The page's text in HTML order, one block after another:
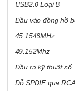
USB2.0 Loại B
Đầu vào đồng hồ
45.1548MHz
49.152Mhz
Đầu ra kỹ
Dỗ SPDIF qua RCA